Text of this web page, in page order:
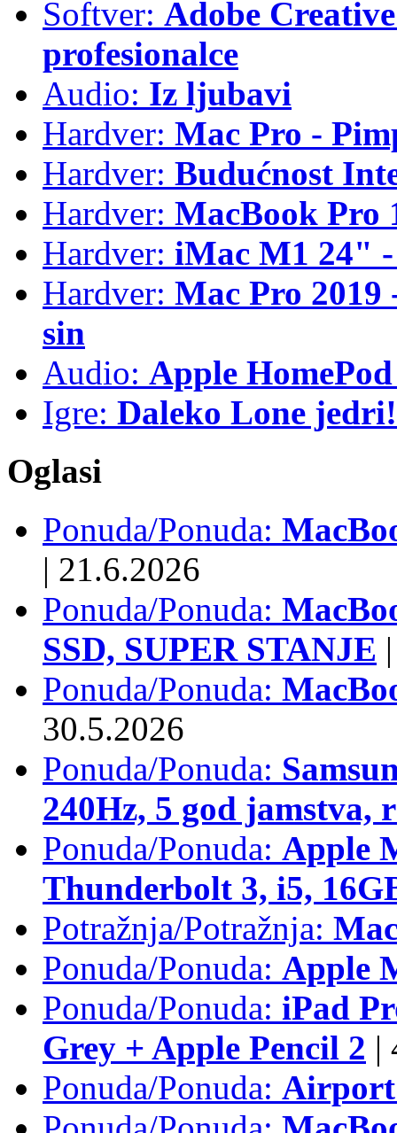
Softver: Adobe
profesionalce
Audio: Iz ljubavi
Hardver: Mac Pro -
Hardver: Budućnost
Hardver: MacBook Pro
Hardver: iMac M1 24"
Hardver: Mac Pro
sin
Audio: Apple
Igre: Daleko Lone jedri!
Oglasi
Ponuda/Ponuda:
| 21.6.2026
Ponuda/Ponuda:
SSD, SUPER STANJE |
Ponuda/Ponuda:
30.5.2026
Ponuda/Ponuda:
240Hz, 5 god jamstva,
Ponuda/Ponuda: Apple
Thunderbolt 3, i5,
Potražnja/Potražnja:
Ponuda/Ponuda: Apple
Ponuda/Ponuda: iPad
Grey + Apple Pencil 2 |
Ponuda/Ponuda: Airport